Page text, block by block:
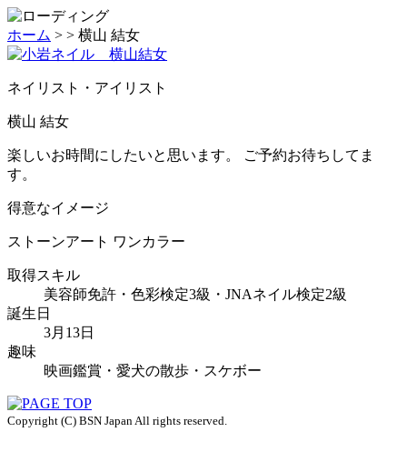
ホーム > > 横山 結女
ネイリスト・アイリスト
横山 結女
楽しいお時間にしたいと思います。 ご予約お待ちしてま
す。
得意なイメージ
ストーンアート ワンカラー
取得スキル
美容師免許・色彩検定3級・JNAネイル検定2級
誕生日
3月13日
趣味
映画鑑賞・愛犬の散歩・スケボー
Copyright (C) BSN Japan All rights reserved.